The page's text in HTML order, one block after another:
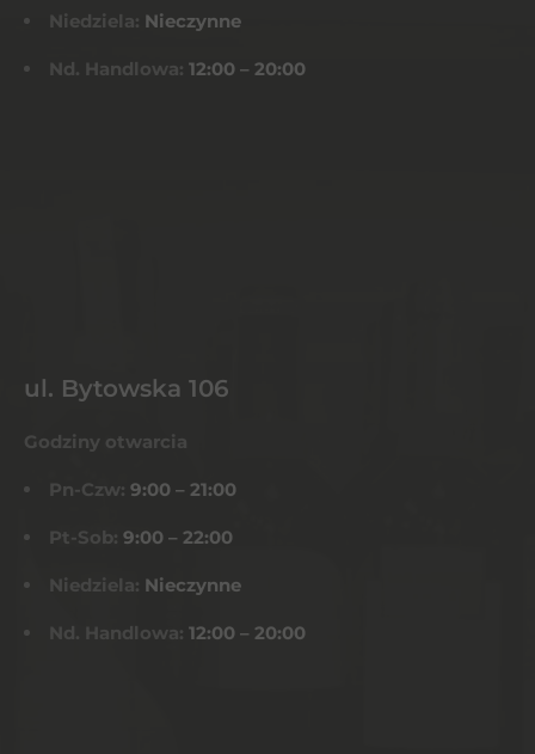
Niedziela: Nieczynne
Nd. Handlowa: 12:00 – 20:00
ul. Bytowska 106
Godziny otwarcia
Pn-Czw: 9:00 – 21:00
Pt-Sob: 9:00 – 22:00
Niedziela: Nieczynne
Nd. Handlowa: 12:00 – 20:00